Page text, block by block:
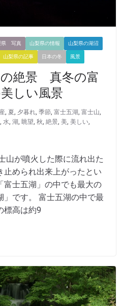
県 写真 山梨県の情報 山梨県の湖沼
山梨県の記事 日本の冬 風景
の絶景 真冬の富
しい風景
夏 夕暮れ 季節 富士五湖 富士山
水 湖 眺望 秋 絶景 美 美しい
山が噴火した際に流れ出た
止められ出来上がったとい
富士五湖」の中でも最大の
」です。 富士五湖の中で最
標高は約9